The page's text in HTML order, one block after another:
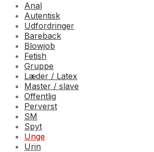
Anal
Autentisk
Udfordringer
Bareback
Blowjob
Fetish
Gruppe
Læder / Latex
Master / slave
Offentlig
Perverst
SM
Spyt
Unge
Urin